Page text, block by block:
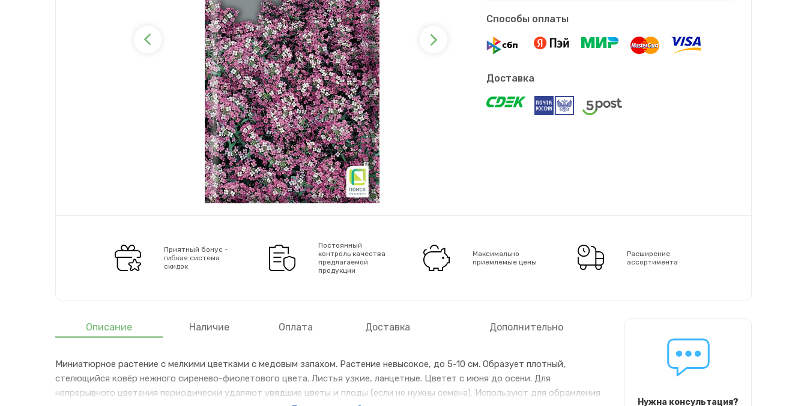
Способы оплаты
Доставка
Приятный бонус -
гибкая система
скидок
Постоянный
контроль качества
предлагаемой
продукции
Максимально
приемлемые цены
Расширение
ассортимента
Описание Наличие Оплата Доставка Дополнительно
Миниатюрное растение с мелкими цветками с медовым запахом. Растение невысокое, до 5-10 см. Образует плотный,
стелющийся ковёр нежного сиренево-фиолетового цвета. Листья узкие, ланцетные. Цветет с июня до осени. Для
непрерывного цветения периодически удаляют увядшие цветы и плоды (если не нужны семена). Используют для обрамления
Нужна консультация?